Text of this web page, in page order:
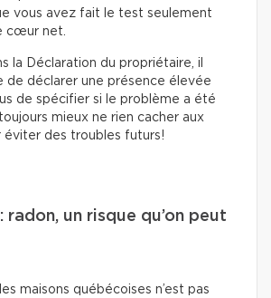
vous avez fait le test seulement
cœur net.
la Déclaration du propriétaire, il
de déclarer une présence élevée
de spécifier si le problème a été
mieux ne rien cacher aux
éviter des troubles futurs!
radon, un risque qu’on peut
maisons québécoises n’est pas